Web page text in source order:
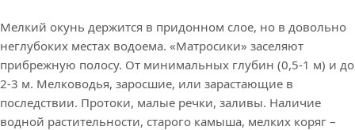
Мелкий окунь держится в придонном слое, но в довольно
неглубоких местах водоема. «Матросики» заселяют
прибрежную полосу. От минимальных глубин (0,5-1 м) и до
2-3 м. Мелководья, заросшие, или зарастающие в
последствии. Протоки, малые речки, заливы. Наличие
водной растительности, старого камыша, мелких коряг –